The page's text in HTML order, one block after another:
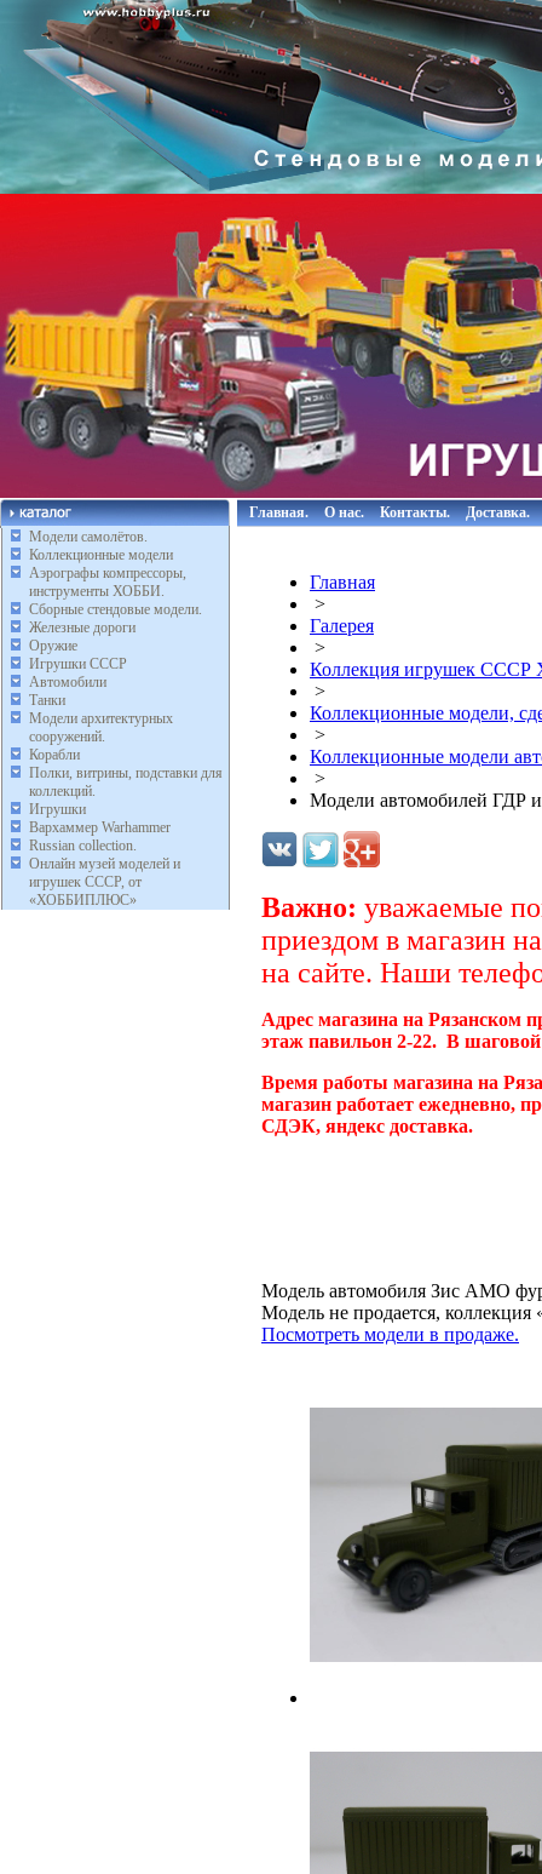
Модели самолётов.
Коллекционные модели
Аэрографы компрессоры,
инструменты ХОББИ.
Сборные стендовые модели.
Железные дороги
Оружие
Игрушки СССР
Автомобили
Танки
Модели архитектурных
сооружений.
Корабли
Полки, витрины, подставки для
коллекций.
Игрушки
Вархаммер Warhammer
Russian collection.
Онлайн музей моделей и
игрушек СССР, от
«ХОББИПЛЮС»
Главная. О нас. Контакты. Доставка.
Главная
>
Галерея
>
Коллекция игрушек
>
Коллекционные модели,
>
Коллекционные модели
>
Модели автомобилей ГДР
Важно: уважаемые
приездом в магазин
на сайте. Наши
Адрес магазина на Рязанском
этаж павильон 2-22. В
Время работы магазина на
магазин работает ежедневно,
СДЭК, яндекс доставка.
Модель автомобиля Зис АМО
Модель не продается,
Посмотреть модели в продаже.